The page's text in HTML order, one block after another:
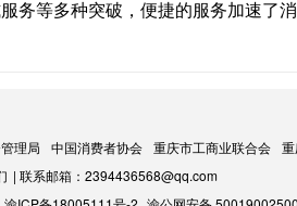
等多种突破，便捷的服务加速了
理局 中国消费者协会 重庆市工商业联合会
| 联系邮箱：2394436568@qq.com